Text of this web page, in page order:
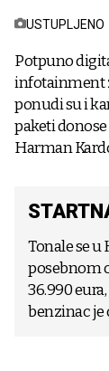
USTUPLJENO
Potpuno
infotainment
ponudi su i
paketi
Harman
Tonale se u
posebnom
36.990
benzinac je